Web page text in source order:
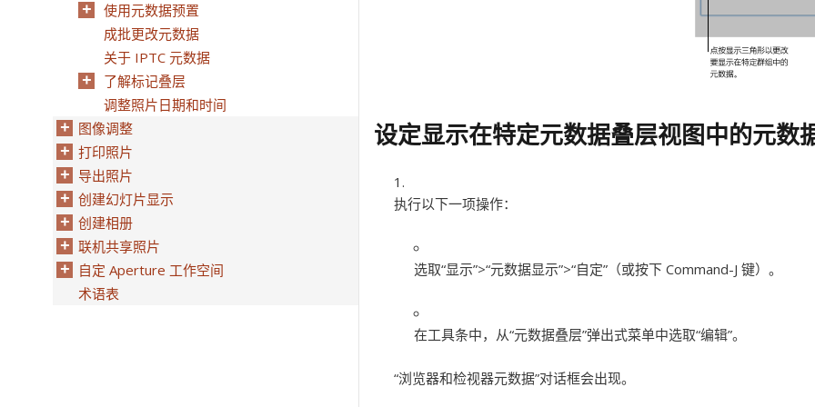
设定显示在特定元数据叠层视图中的元数
执行以下一项操作：
选取“显示”>“元数据显示”>“自定”（或按下 Command-J 键）。
在工具条中，从“元数据叠层”弹出式菜单中选取“编辑”。
“浏览器和检视器元数据”对话框会出现。
使用元数据预置
成批更改元数据
关于 IPTC 元数据
了解标记叠层
调整照片日期和时间
图像调整
打印照片
导出照片
创建幻灯片显示
创建相册
联机共享照片
自定 Aperture 工作空间
术语表